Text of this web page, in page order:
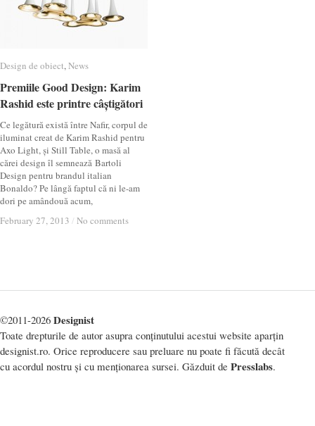
Design de obiect,News
Premiile Good Design: Karim
Rashid este printre câștigători
Ce legătură există între Nafir, corpul de
iluminat creat de Karim Rashid pentru
Axo Light, și Still Table, o masă al
cărei design îl semnează Bartoli
Design pentru brandul italian
Bonaldo? Pe lângă faptul că ni le-am
dori pe amândouă acum,
February 27, 2013 / No comments
Design de obiect News
Premiile Good Design: Karim
Rashid este printre câștigători
February 27, 2013 / No comments
©2011-2026 Designist
Toate drepturile de autor asupra conținutului acestui website aparțin
designist.ro. Orice reproducere sau preluare nu poate fi făcută decât
cu acordul nostru și cu menționarea sursei. Găzduit de Presslabs.